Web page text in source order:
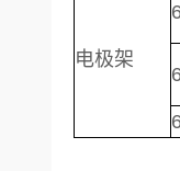
电极架